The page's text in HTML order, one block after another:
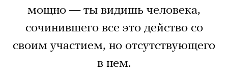
мощно — ты видишь человека,
сочинившего все это действо со
своим участием, но отсутствующего
в нем.